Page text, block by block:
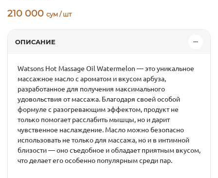
210 000 сум / шт
ОПИСАНИЕ
Watsons Hot Massage Oil Watermelon — это уникальное
массажное масло с ароматом и вкусом арбуза,
разработанное для получения максимального
удовольствия от массажа. Благодаря своей особой
формуле с разогревающим эффектом, продукт не
только помогает расслабить мышцы, но и дарит
чувственное наслаждение. Масло можно безопасно
использовать не только для массажа, но и в интимной
близости — оно съедобное и обладает приятным вкусом,
что делает его особенно популярным среди пар.